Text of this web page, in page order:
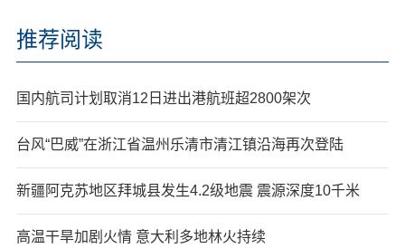
推荐阅读
国内航司计划取消12日进出港航班超2800架次
台风“巴威”在浙江省温州乐清市清江镇沿海再次登陆
新疆阿克苏地区拜城县发生4.2级地震 震源深度10千米
高温干旱加剧火情 意大利多地林火持续